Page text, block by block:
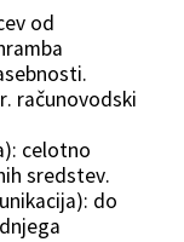
od
računovodski
celotno
sredstev.
do